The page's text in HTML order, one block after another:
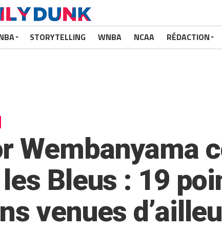
STORYTELLING WNBA NCAA RÉDACTION
Wembanyama
Bleus : 19
venues